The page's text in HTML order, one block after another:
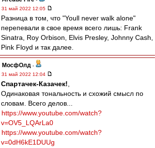
31 май 2022 12:05
Разница в том, что "Youll never walk alone"
перепевали в свое время всего лишь: Frank
Sinatra, Roy Orbison, Elvis Presley, Johnny Cash,
Pink Floyd и так далее.
МосфОлд -
31 май 2022 12:04
Спартачек-Казачек!
Одинаковая тональность и схожий смысл по
словам. Всего делов...
https://www.youtube.com/watch?
v=OV5_LQArLa0
https://www.youtube.com/watch?
v=0dH6kE1DUUg